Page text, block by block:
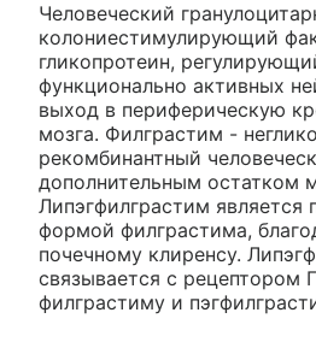
Человеческий
колониестимулирующий
гликопротеин,
функционально активных
выход в периферическую
мозга. Филграстим -
рекомбинантный
дополнительным остатком
Липэгфилграстим является
формой филграстима,
почечному клиренсу.
связывается с рецептором
филграстиму и